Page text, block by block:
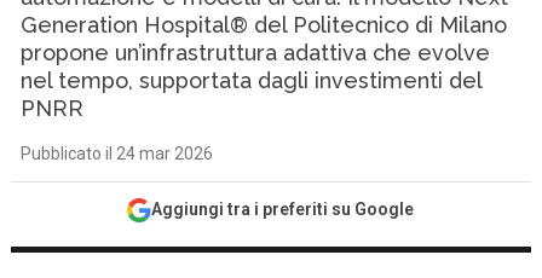
Generation Hospital® del Politecnico di Milano
propone un’infrastruttura adattiva che evolve
nel tempo, supportata dagli investimenti del
PNRR
Pubblicato il 24 mar 2026
Aggiungi tra i preferiti su Google